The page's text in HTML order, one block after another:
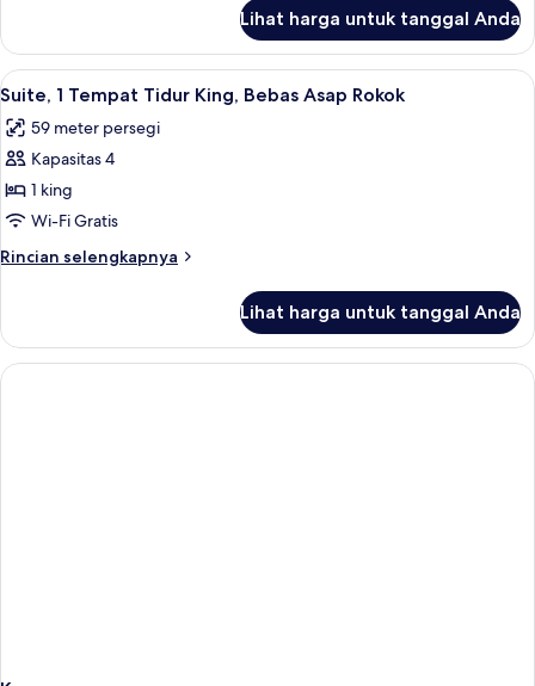
Suite)
Suite,
Bebas
Asap
(Future
Rock
Suite)
Lihat harga untuk tanggal Anda
Lihat
semua
foto
untuk
Suite,
1
Tempat
Tidur
Bebas
Asap
Rokok
Suite, 1 Tempat Tidur King, Bebas
4
Suite, 1 Tempat Tidur King, Bebas Asap Rokok
59 meter persegi
Kapasitas 4
1 king
Wi-Fi Gratis
Rincian selengkapnya
Rincian
Suite,
Tempat
Lihat harga untuk tanggal Anda